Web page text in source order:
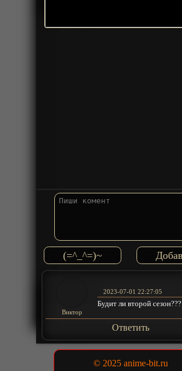
(=^_^=)~
Виктор
2023-07-01 22:27:05
Будит ли второй сезон???
Ответить
© 2025 anime-bit.ru